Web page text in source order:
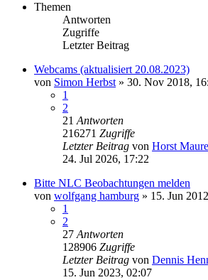
Themen
Antworten
Zugriffe
Letzter Beitrag
Webcams (aktualisiert 20.08.2023)
von Simon Herbst » 30. Nov 2018,
1
2
21 Antworten
216271 Zugriffe
Letzter Beitrag von Horst
24. Jul 2026, 17:22
Bitte NLC Beobachtungen melden
von wolfgang hamburg » 15. Jun
1
2
27 Antworten
128906 Zugriffe
Letzter Beitrag von Dennis
15. Jun 2023, 02:07